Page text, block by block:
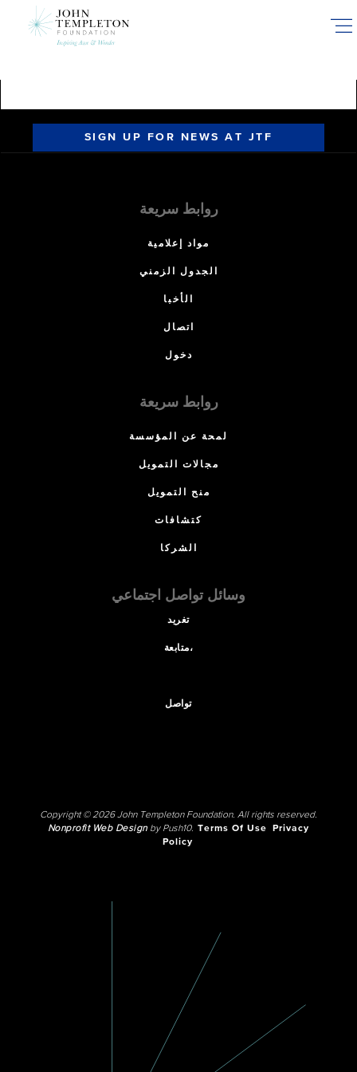
SIGN UP FOR NEWS AT JTF
روابط سريعة
مواد إعلامية
الجدول الزمني
الأخبا
اتصال
دخول
روابط سريعة
لمحة عن المؤسسة
مجالات التمويل
منح التمويل
كتشافات
الشركا
وسائل تواصل اجتماعي
تغريد
متابعة،
تواصل
Copyright © 2026 John Templeton Foundation. All rights reserved.
Nonprofit Web Designby Push10. Terms Of Use
Privacy
Policy